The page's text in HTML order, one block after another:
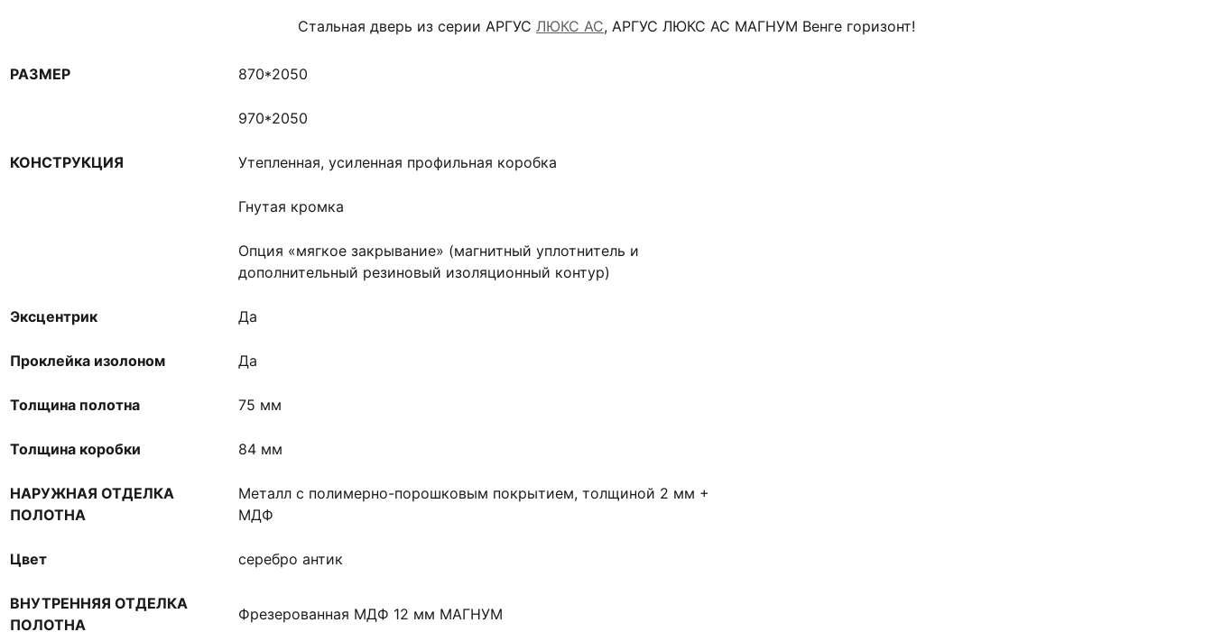
Стальная дверь из серии АРГУС ЛЮКС АС, АРГУС ЛЮКС АС МАГНУМ Венге горизонт!
РАЗМЕР 870*2050
970*2050
КОНСТРУКЦИЯ Утепленная, усиленная профильная коробка
Гнутая кромка
Опция «мягкое закрывание» (магнитный уплотнитель и
дополнительный резиновый изоляционный контур)
Эксцентрик Да
Проклейка изолоном Да
Толщина полотна 75 мм
Толщина коробки 84 мм
НАРУЖНАЯ ОТДЕЛКА
ПОЛОТНА
Металл с полимерно-порошковым покрытием, толщиной 2 мм +
МДФ
Цвет серебро антик
ВНУТРЕННЯЯ ОТДЕЛКА
ПОЛОТНА
Фрезерованная МДФ 12 мм МАГНУМ